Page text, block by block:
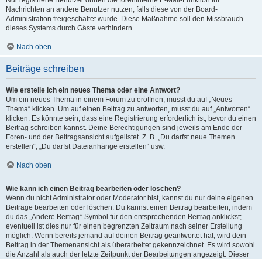
Nachrichten an andere Benutzer nutzen, falls diese von der Board-
Administration freigeschaltet wurde. Diese Maßnahme soll den Missbrauch
dieses Systems durch Gäste verhindern.
Nach oben
Beiträge schreiben
Wie erstelle ich ein neues Thema oder eine Antwort?
Um ein neues Thema in einem Forum zu eröffnen, musst du auf „Neues
Thema“ klicken. Um auf einen Beitrag zu antworten, musst du auf „Antworten“
klicken. Es könnte sein, dass eine Registrierung erforderlich ist, bevor du einen
Beitrag schreiben kannst. Deine Berechtigungen sind jeweils am Ende der
Foren- und der Beitragsansicht aufgelistet. Z. B. „Du darfst neue Themen
erstellen“, „Du darfst Dateianhänge erstellen“ usw.
Nach oben
Wie kann ich einen Beitrag bearbeiten oder löschen?
Wenn du nicht Administrator oder Moderator bist, kannst du nur deine eigenen
Beiträge bearbeiten oder löschen. Du kannst einen Beitrag bearbeiten, indem
du das „Ändere Beitrag“-Symbol für den entsprechenden Beitrag anklickst;
eventuell ist dies nur für einen begrenzten Zeitraum nach seiner Erstellung
möglich. Wenn bereits jemand auf deinen Beitrag geantwortet hat, wird dein
Beitrag in der Themenansicht als überarbeitet gekennzeichnet. Es wird sowohl
die Anzahl als auch der letzte Zeitpunkt der Bearbeitungen angezeigt. Dieser